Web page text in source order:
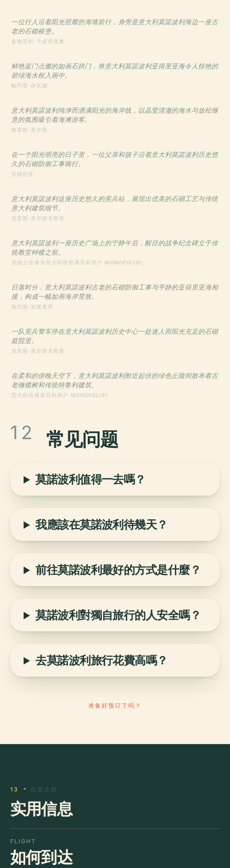
一位行人沿着阳光照耀的海墙前行，身旁是意大利莫諾波利海边一座古
老的石砌棱堡。
多梅尼科·卡皮塔尼奥
鲜艳蓝门点缀的如画石拱门，将意大利莫諾波利亚得里亚海令人惊艳的
碧绿海水框入画中。
帕列里·伊瓦娜
意大利莫諾波利纯净而洒满阳光的海岸线，以晶莹清澈的海水与放松惬
意的氛围吸引着海滩游客。
格雷科·塞尔焦
在一个阳光明亮的日子里，一位父亲和孩子沿着意大利莫諾波利历史悠
久的石砌防御工事骑行。
安德烈亚
意大利莫諾波利这座历史悠久的宪兵站，展现出优美的石砌工艺与传统
意大利建筑细节。
克里斯·奥尔谢夫斯基
意大利莫諾波利一座历史广场上的宁静午后，醒目的战争纪念碑立于传
统教堂钟楼之前。
原始上传者为意大利语维基百科用户 MONOPOLI91。
日落时分，意大利莫諾波利古老的石砌防御工事与平静的亚得里亚海相
接，构成一幅如画海岸景致。
焦尔焦·加莱奥蒂
一队宪兵警车停在意大利莫諾波利历史中心一处迷人而阳光充足的石砌
庭院里。
克里斯·奥尔谢夫斯基
在柔和的傍晚天空下，意大利莫諾波利附近起伏的绿色丘陵间散布着古
老橄榄树和传统特鲁利建筑。
意大利语维基百科用户 MONOPOLI91
12 常见问题
莫諾波利值得一去嗎？
我應該在莫諾波利待幾天？
前往莫諾波利最好的方式是什麼？
莫諾波利對獨自旅行的人安全嗎？
去莫諾波利旅行花費高嗎？
准备好预订了吗？
13 出发之前
实用信息
FLIGHT
如何到达